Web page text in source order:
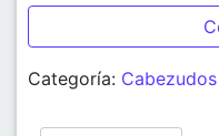
Categoría: Cabezudos